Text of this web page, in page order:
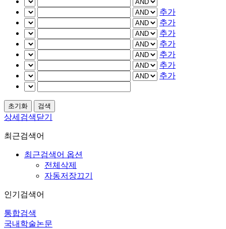
추가
추가
추가
추가
추가
추가
추가
상세검색닫기
최근검색어
최근검색어 옵션
전체삭제
자동저장끄기
인기검색어
통합검색
국내학술논문